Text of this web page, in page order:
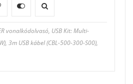
vonalkódolvasó, USB Kit: Multi-
3m USB kábel (CBL-500-300-S00),